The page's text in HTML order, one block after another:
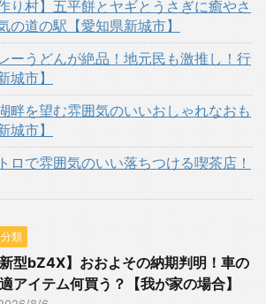
り村】五平餅とヤギとうさぎに癒やさ
の道の駅【愛知県新城市】
ーうどんが絶品！地元民も激推し！行
城市】
畔を望む雰囲気のいいおしゃれなおも
城市】
ロで雰囲気のいい落ちつける喫茶店！
類
新型bZ4X】おおよその納期判明！車の
アイテム何買う？【我が家の場合】